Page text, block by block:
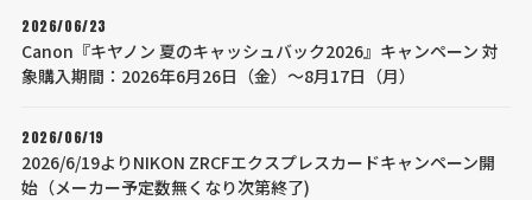
2026/06/23
Canon『キヤノン 夏のキャッシュバック2026』キャンペーン 対
象購入期間：2026年6月26日（金）～8月17日（月）
2026/06/19
2026/6/19よりNIKON ZRCFエクスプレスカードキャンペーン開
始（メーカー予定数無くなり次第終了)